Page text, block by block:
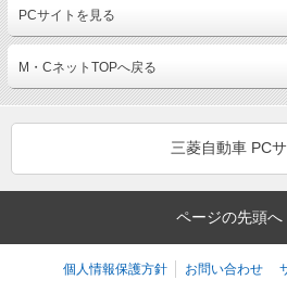
PCサイトを見る
M・CネットTOPへ戻る
三菱自動車 PC
ページの先頭へ
個人情報保護方針 お問い合わせ